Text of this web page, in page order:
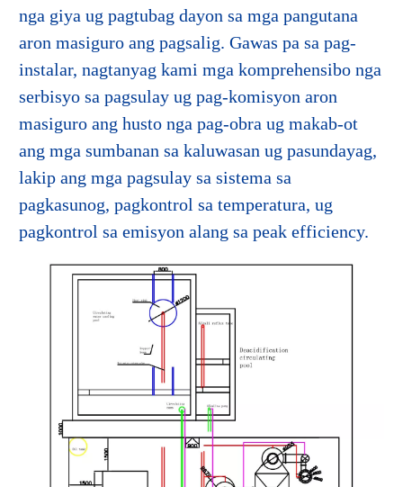
nga giya ug pagtubag dayon sa mga pangutana
aron masiguro ang pagsalig. Gawas pa sa pag-
instalar, nagtanyag kami mga komprehensibo nga
serbisyo sa pagsulay ug pag-komisyon aron
masiguro ang husto nga pag-obra ug makab-ot
ang mga sumbanan sa kaluwasan ug pasundayag,
lakip ang mga pagsulay sa sistema sa
pagkasunog, pagkontrol sa temperatura, ug
pagkontrol sa emisyon alang sa peak efficiency.